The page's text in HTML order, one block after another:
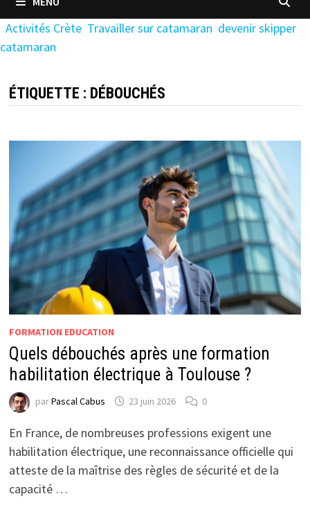
Activités Crète Travailler sur catamaran devenir skipper
catamaran
ÉTIQUETTE : DÉBOUCHÉS
FORMATION EDUCATION
Quels débouchés après une formation
habilitation électrique à Toulouse ?
parPascal Cabus 23 juin 2026 0
En France, de nombreuses professions exigent une
habilitation électrique, une reconnaissance officielle qui
atteste de la maîtrise des règles de sécurité et de la
capacité …